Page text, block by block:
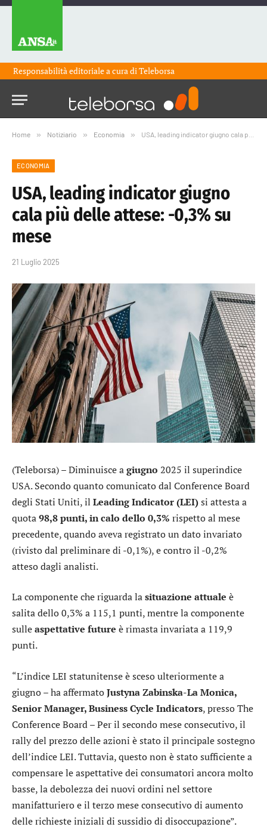
Responsabilità editoriale a cura diTeleborsa
Home » Notiziario » Economia » USA, leading indicator giugno cala più delle attese: -0,3% su mese
ECONOMIA
USA, leading indicator giugno
cala più delle attese: -0,3% su
mese
21 Luglio 2025
(Teleborsa) – Diminuisce agiugno 2025 il superindice
USA. Secondo quanto comunicato dal Conference Board
degli Stati Uniti, il Leading Indicator (LEI)si attesta a
quota98,8 punti, in calo dello 0,3% rispetto al mese
precedente, quando aveva registrato un dato invariato
(rivisto dal preliminare di -0,1%), e contro il -0,2%
atteso dagli analisti.
La componente che riguarda lasituazione attuale è
salita dello 0,3% a 115,1 punti, mentre la componente
sulleaspettative future è rimasta invariata a 119,9
punti.
“L’indice LEI statunitense è sceso ulteriormente a
giugno – ha affermatoJustyna Zabinska-La Monica,
Senior Manager, Business Cycle Indicators, presso The
Conference Board – Per il secondo mese consecutivo, il
rally del prezzo delle azioni è stato il principale sostegno
dell’indice LEI. Tuttavia, questo non è stato sufficiente a
compensare le aspettative dei consumatori ancora molto
basse, la debolezza dei nuovi ordini nel settore
manifatturiero e il terzo mese consecutivo di aumento
delle richieste iniziali di sussidio di disoccupazione”.